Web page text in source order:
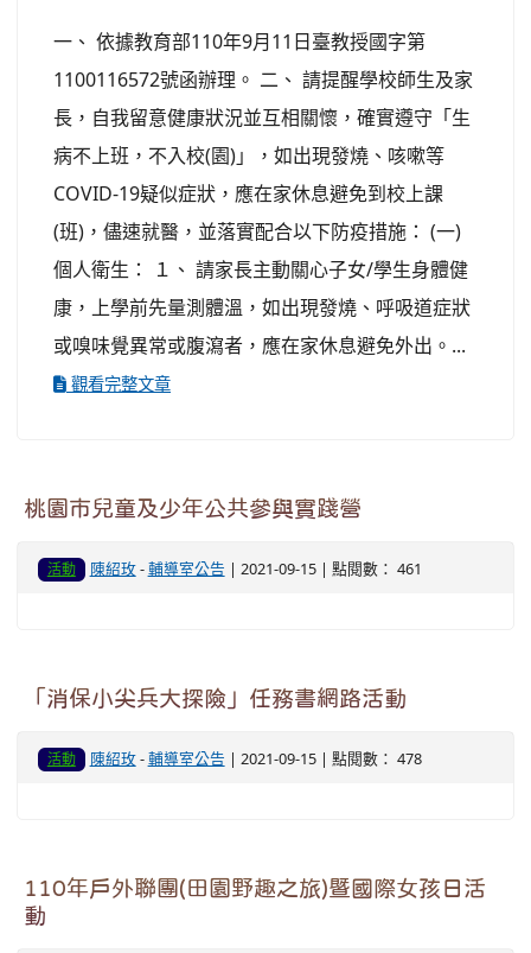
一、 依據教育部110年9月11日臺教授國字第
1100116572號函辦理。 二、 請提醒學校師生及家
長，自我留意健康狀況並互相關懷，確實遵守「生
病不上班，不入校(園)」，如出現發燒、咳嗽等
COVID-19疑似症狀，應在家休息避免到校上課
(班)，儘速就醫，並落實配合以下防疫措施： (一)
個人衛生： １、 請家長主動關心子女/學生身體健
康，上學前先量測體溫，如出現發燒、呼吸道症狀
或嗅味覺異常或腹瀉者，應在家休息避免外出。...
觀看完整文章
桃園市兒童及少年公共參與實踐營
活動 陳紹玫-輔導室公告 | 2021-09-15 | 點閱數： 461
「消保小尖兵大探險」任務書網路活動
活動 陳紹玫-輔導室公告 | 2021-09-15 | 點閱數： 478
110年戶外聯團(田園野趣之旅)暨國際女孩日活
動